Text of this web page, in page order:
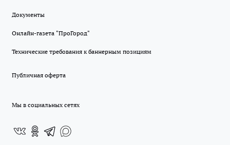
Документы
Онлайн-газета "ПроГород"
Технические требования к баннерным позициям
Публичная оферта
Мы в социальных сетях